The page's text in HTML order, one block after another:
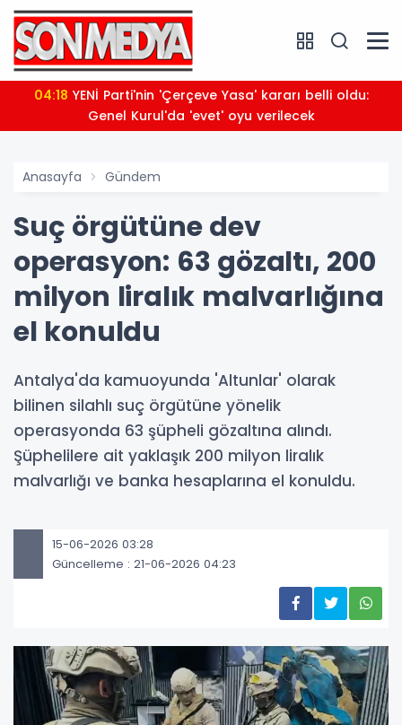
04:18
Genel Kurul'da 'evet' oyu verilecek
Anasayfa Gündem
Suç örgütüne dev
operasyon: 63 gözaltı, 200
milyon liralık malvarlığına
el konuldu
Antalya'da kamuoyunda 'Altunlar' olarak
bilinen silahlı suç örgütüne yönelik
operasyonda 63 şüpheli gözaltına alındı.
Şüphelilere ait yaklaşık 200 milyon liralık
malvarlığı ve banka hesaplarına el konuldu.
15-06-2026 03:28
Güncelleme : 21-06-2026 04:23